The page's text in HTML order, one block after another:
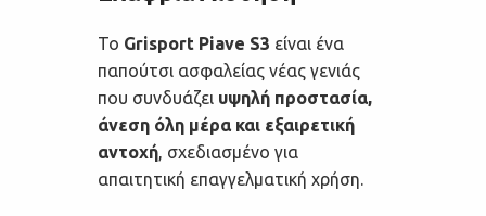
Το Grisport Piave S3 είναι ένα
παπούτσι ασφαλείας νέας γενιάς
που συνδυάζει υψηλή προστασία,
άνεση όλη μέρα και εξαιρετική
αντοχή, σχεδιασμένο για
απαιτητική επαγγελματική χρήση.